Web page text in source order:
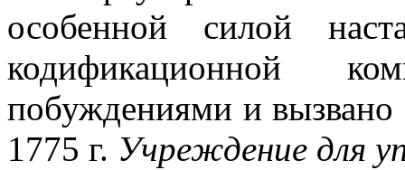
особенной силой
кодификационной
побуждениями и вызвано
1775 г. Учреждение для